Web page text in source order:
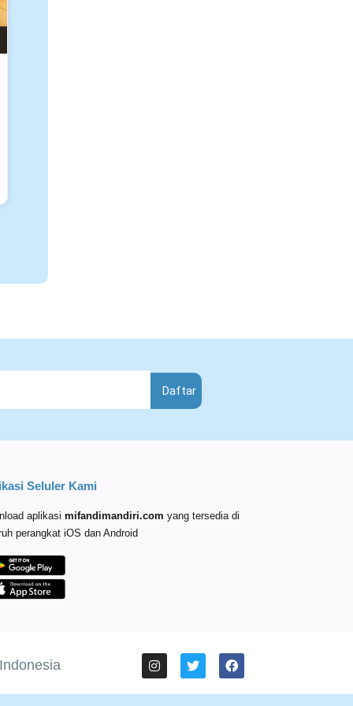
Daftar
Seluler Kami
aplikasi mifandimandiri.com yang tersedia di
perangkat iOS dan Android